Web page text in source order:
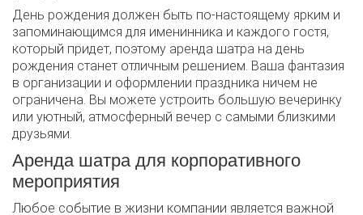
День рождения должен быть по-настоящему ярким и
запоминающимся для именинника и каждого гостя,
который придет, поэтому аренда шатра на день
рождения станет отличным решением. Ваша фантазия
в организации и оформлении праздника ничем не
ограничена. Вы можете устроить большую вечеринку
или уютный, атмосферный вечер с самыми близкими
друзьями.
Аренда шатра для корпоративного
мероприятия
Любое событие в жизни компании является важной